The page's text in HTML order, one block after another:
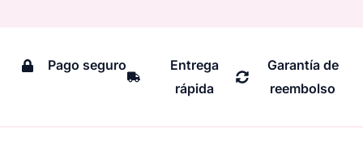
Pago seguro
Entrega
rápida
Garantía de
reembolso